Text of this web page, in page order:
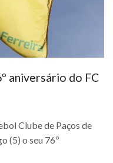
aniversário do FC
Clube de Paços de
(5) o seu 76º